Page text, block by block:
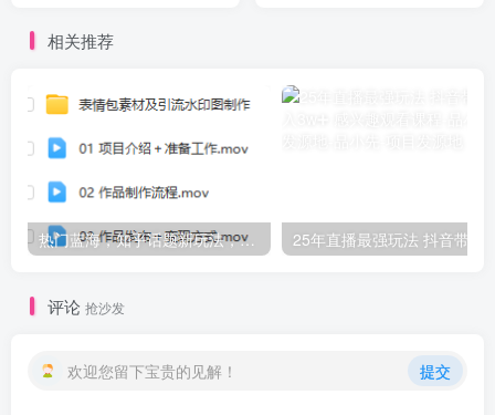
相关推荐
热门蓝海，知乎话题新玩法，每天30分钟无脑搬运，轻松日入500+【揭秘】
评论 抢沙发
欢迎您留下宝贵的见解！ 提交